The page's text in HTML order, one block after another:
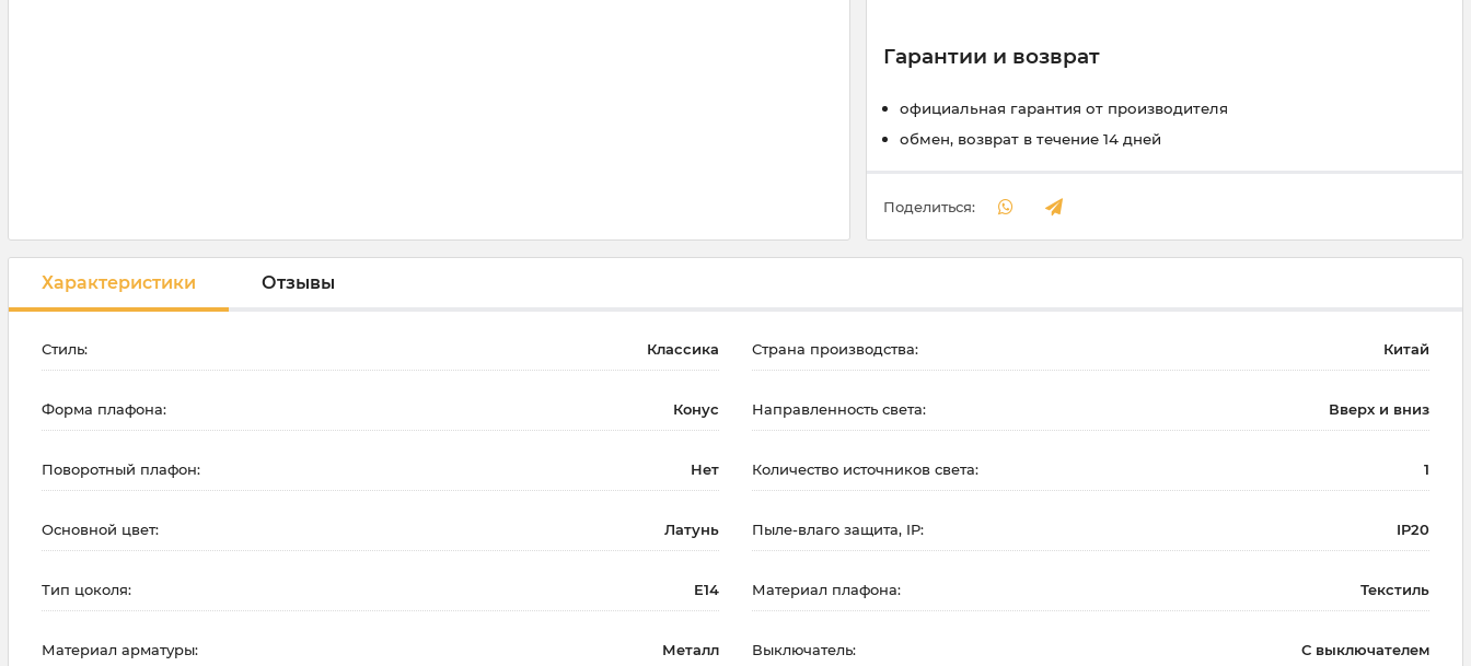
Гарантии и возврат
официальная гарантия от производителя
обмен, возврат в течение 14 дней
Поделиться:
Характеристики Отзывы
Стиль: Классика Страна производства: Китай
Форма плафона: Конус Направленность света: Вверх и вниз
Поворотный плафон: Нет Количество источников света: 1
Основной цвет: Латунь Пыле-влаго защита, IP: IP20
Тип цоколя: E14 Материал плафона: Текстиль
Материал арматуры: Металл Выключатель: С выключателем